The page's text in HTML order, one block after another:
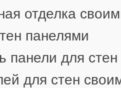
отделка
панелями
панели для стен
для стен